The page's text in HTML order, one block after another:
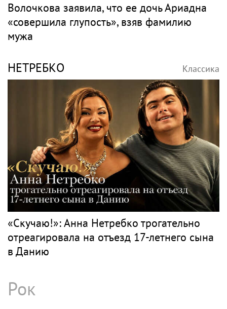
Волочкова заявила, что ее дочь Ариадна
«совершила глупость», взяв фамилию
мужа
НЕТРЕБКО Классика
«Скучаю!»: Анна Нетребко трогательно
отреагировала на отъезд 17-летнего сына
в Данию
Рок